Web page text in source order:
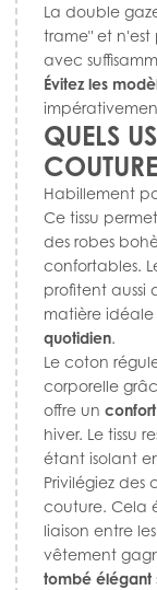
La double
trame" et n'est
avec
Évitez les
QUELS
Habillement
Ce tissu
des robes
confortables.
profitent aussi
matière idéale
quotidien.
Le coton
corporelle
offre un
hiver. Le tissu
étant isolant
Privilégiez des
couture. Cela
liaison entre
vêtement
tombé élégant